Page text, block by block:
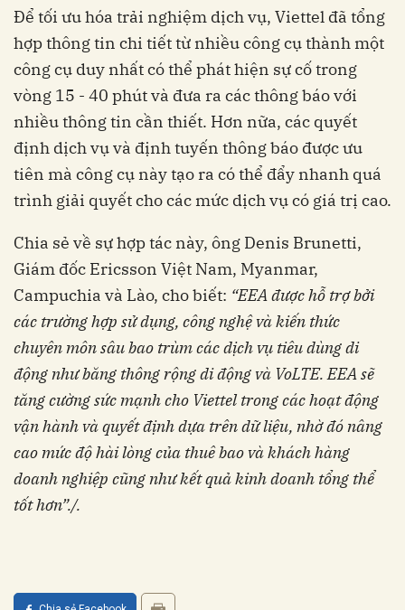
Để tối ưu hóa trải nghiệm dịch vụ, Viettel đã tổng
hợp thông tin chi tiết từ nhiều công cụ thành một
công cụ duy nhất có thể phát hiện sự cố trong
vòng 15 - 40 phút và đưa ra các thông báo với
nhiều thông tin cần thiết. Hơn nữa, các quyết
định dịch vụ và định tuyến thông báo được ưu
tiên mà công cụ này tạo ra có thể đẩy nhanh quá
trình giải quyết cho các mức dịch vụ có giá trị cao.
Chia sẻ về sự hợp tác này, ông Denis Brunetti,
Giám đốc Ericsson Việt Nam, Myanmar,
Campuchia và Lào, cho biết: “EEA được hỗ trợ bởi
các trường hợp sử dụng, công nghệ và kiến thức
chuyên môn sâu bao trùm các dịch vụ tiêu dùng di
động như băng thông rộng di động và VoLTE. EEA sẽ
tăng cường sức mạnh cho Viettel trong các hoạt động
vận hành và quyết định dựa trên dữ liệu, nhờ đó nâng
cao mức độ hài lòng của thuê bao và khách hàng
doanh nghiệp cũng như kết quả kinh doanh tổng thể
tốt hơn”./.